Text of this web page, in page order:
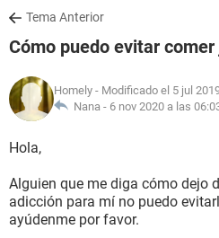
SALUD
NUTRICIÓN
BIENESTAR
SEXUALIDAD
Tema Anterior
Cómo puedo evitar comer
Homely - Modificado el 5 jul
Nana - 6 nov 2020 a las
Hola,
Alguien que me diga cómo dejo
adicción para mí no puedo
ayúdenme por favor.